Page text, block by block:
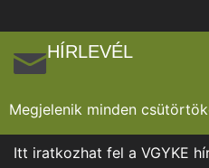
HÍRLEVÉL
Megjelenik minden
Itt iratkozhat fel a VGYKE